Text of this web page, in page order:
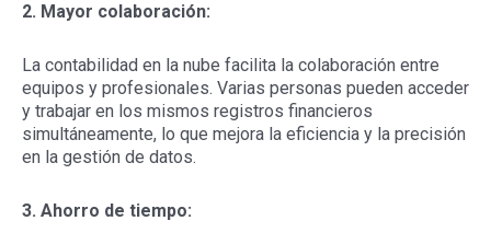
2. Mayor colaboración:
La contabilidad en la nube facilita la colaboración entre
equipos y profesionales. Varias personas pueden acceder
y trabajar en los mismos registros financieros
simultáneamente, lo que mejora la eficiencia y la precisión
en la gestión de datos.
3. Ahorro de tiempo: